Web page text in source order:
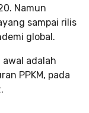
Namun
sampai rilis
global.
adalah
PPKM, pada